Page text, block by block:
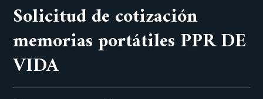
Solicitud de cotización
memorias portátiles PPR DE
VIDA